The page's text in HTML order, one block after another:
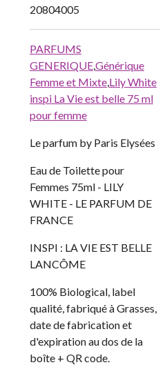
20804005
PARFUMS
GENERIQUE,Générique
Femme et Mixte,Lily White
inspi La Vie est belle 75 ml
pour femme
Le parfum by Paris Elysées
Eau de Toilette pour
Femmes 75ml - LILY
WHITE - LE PARFUM DE
FRANCE
INSPI : LA VIE EST BELLE
LANCÔME
100% Biological, label
qualité, fabriqué à Grasses,
date de fabrication et
d'expiration au dos de la
boîte + QR code.